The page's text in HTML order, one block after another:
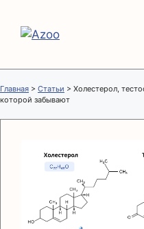
содержимому
Главная > Статьи > Холестерол,
которой забывают